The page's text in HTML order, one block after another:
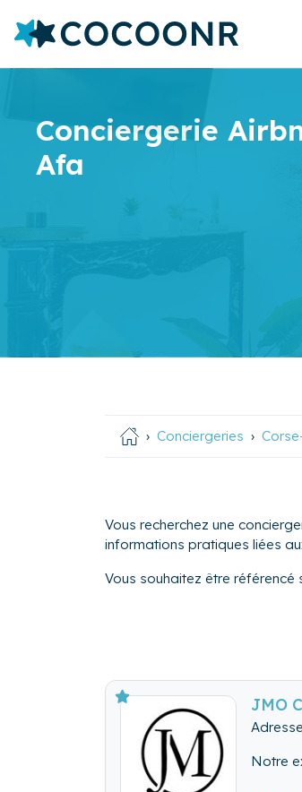
Conciergerie
Afa
Conciergeries
Vous recherchez une
informations pratiques liées
Vous souhaitez être
JMO
Notre